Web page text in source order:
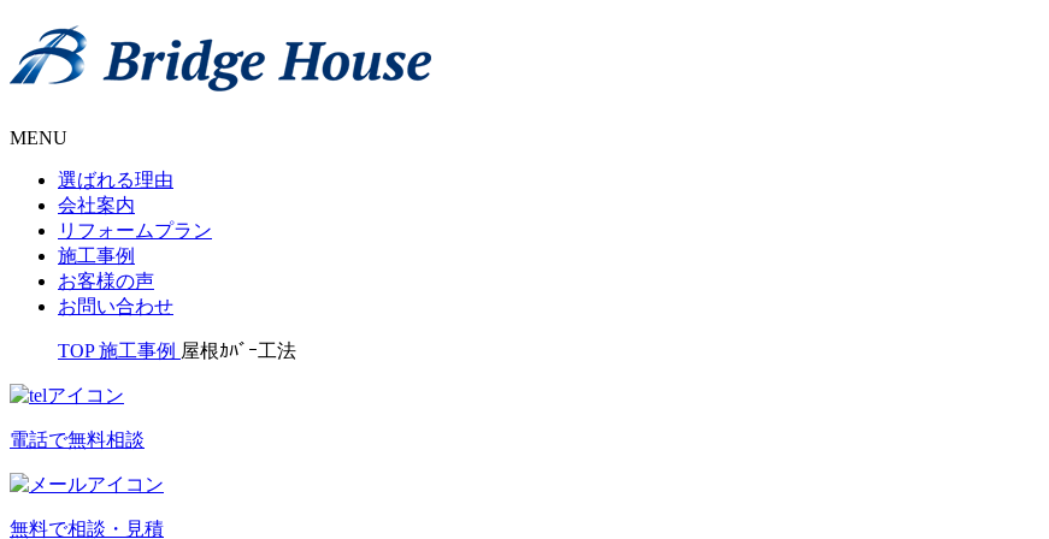
MENU
選ばれる理由
会社案内
リフォームプラン
施工事例
お客様の声
お問い合わせ
TOP 施工事例 屋根ｶﾊﾞｰ工法
電話で無料相談
無料で相談・見積